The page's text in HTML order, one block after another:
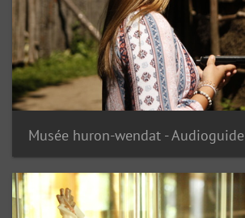
Musée huron-wendat - Audioguide